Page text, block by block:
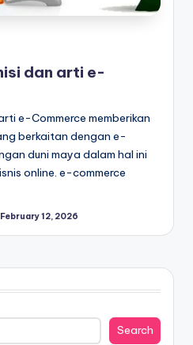
dan arti e-
e-Commerce memberikan
berkaitan dengan e-
duni maya dalam hal ini
online. e-commerce
February 12, 2026
Search